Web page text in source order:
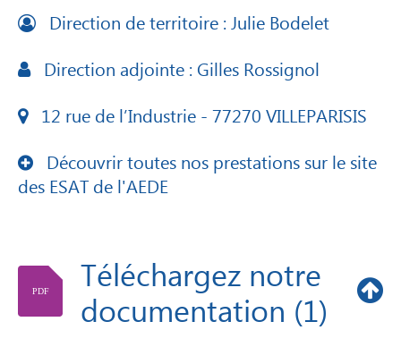
Direction de territoire : Julie Bodelet
Direction adjointe : Gilles Rossignol
12 rue de l’Industrie - 77270 VILLEPARISIS
Découvrir toutes nos prestations sur le site
des ESAT de l'AEDE
PDF
Téléchargez notre
documentation (1)